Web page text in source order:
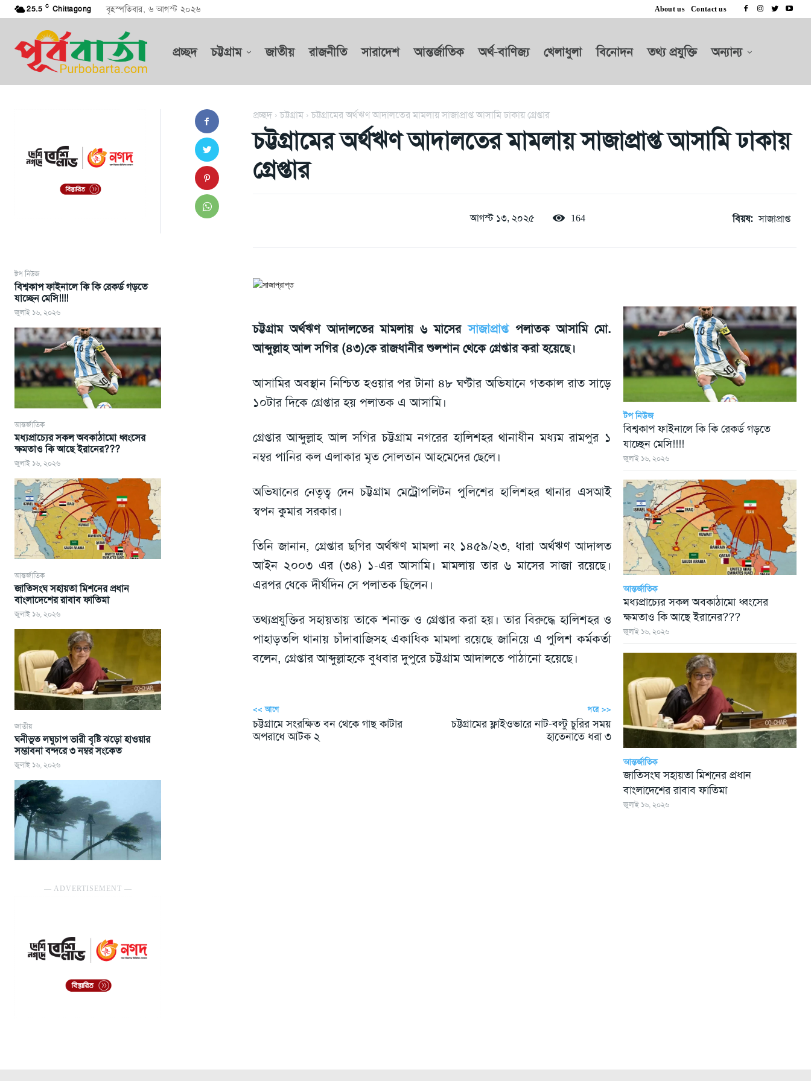
25.5 C Chittagong বৃহস্পতিবার, ৬ আগস্ট ২০২৬ About us Contact us
প্রচ্ছদ চট্টগ্রাম জাতীয় রাজনীতি সারাদেশ আন্তর্জাতিক অর্থ-বাণিজ্য খেলাধুলা বিনোদন তথ্য প্রযুক্তি অন্যান্য
টপ নিউজ
বিশ্বকাপ ফাইনালে কি কি রেকর্ড গড়তে
যাচ্ছেন মেসি!!!!
জুলাই ১৬, ২০২৬
আন্তর্জাতিক
মধ্যপ্রাচ্যের সকল অবকাঠামো ধ্বংসের
ক্ষমতাও কি আছে ইরানের???
জুলাই ১৬, ২০২৬
আন্তর্জাতিক
জাতিসংঘ সহায়তা মিশনের প্রধান
বাংলাদেশের রাবাব ফাতিমা
জুলাই ১৬, ২০২৬
জাতীয়
ঘনীভূত লঘুচাপ ভারী বৃষ্টি ঝড়ো হাওয়ার
সম্ভাবনা বন্দরে ৩ নম্বর সংকেত
জুলাই ১৬, ২০২৬
― ADVERTISEMENT ―
প্রচ্ছদ চট্টগ্রাম চট্টগ্রামের অর্থঋণ আদালতের মামলায় সাজাপ্রাপ্ত আসামি ঢাকায় গ্রেপ্তার
চট্টগ্রামের অর্থঋণ আদালতের মামলায় সাজাপ্রাপ্ত আসামি ঢাকায়
গ্রেপ্তার
আগস্ট ১৩, ২০২৫ 164 বিয়ষ: সাজাপ্রাপ্ত
চট্টগ্রাম অর্থঋণ আদালতের মামলায় ৬ মাসেরসাজাপ্রাপ্তপলাতক আসামি মো.
আব্দুল্লাহ আল সগির (৪৩)কে রাজধানীর শুলশান থেকে গ্রেপ্তার করা হয়েছে।
আসামির অবস্থান নিশ্চিত হওয়ার পর টানা ৪৮ ঘণ্টার অভিযানে গতকাল রাত সাড়ে
১০টার দিকে গ্রেপ্তার হয় পলাতক এ আসামি।
গ্রেপ্তার আব্দুল্লাহ আল সগির চট্টগ্রাম নগরের হালিশহর থানাধীন মধ্যম রামপুর ১
নম্বর পানির কল এলাকার মৃত সোলতান আহমেদের ছেলে।
অভিযানের নেতৃত্ব দেন চট্টগ্রাম মেট্রোপলিটন পুলিশের হালিশহর থানার এসআই
স্বপন কুমার সরকার।
তিনি জানান, গ্রেপ্তার ছগির অর্থঋণ মামলা নং ১৪৫৯/২৩, ধারা অর্থঋণ আদালত
আইন ২০০৩ এর (৩৪) ১-এর আসামি। মামলায় তার ৬ মাসের সাজা রয়েছে।
এরপর ধেকে দীর্ঘদিন সে পলাতক ছিলেন।
তথ্যপ্রযুক্তির সহায়তায় তাকে শনাক্ত ও গ্রেপ্তার করা হয়। তার বিরুদ্ধে হালিশহর ও
পাহাড়তলি থানায় চাঁদাবাজিসহ একাধিক মামলা রয়েছে জানিয়ে এ পুলিশ কর্মকর্তা
বলেন, গ্রেপ্তার আব্দুল্লাহকে বুধবার দুপুরে চট্টগ্রাম আদালতে পাঠানো হয়েছে।
<< আগে
চট্টগ্রামে সংরক্ষিত বন থেকে গাছ কাটার
অপরাধে আটক ২
পরে >>
চট্টগ্রামের ফ্লাইওভারে নাট-বল্টু চুরির সময়
হাতেনাতে ধরা ৩
টপ নিউজ
বিশ্বকাপ ফাইনালে কি কি রেকর্ড গড়তে
যাচ্ছেন মেসি!!!!
জুলাই ১৬, ২০২৬
আন্তর্জাতিক
মধ্যপ্রাচ্যের সকল অবকাঠামো ধ্বংসের
ক্ষমতাও কি আছে ইরানের???
জুলাই ১৬, ২০২৬
আন্তর্জাতিক
জাতিসংঘ সহায়তা মিশনের প্রধান
বাংলাদেশের রাবাব ফাতিমা
জুলাই ১৬, ২০২৬